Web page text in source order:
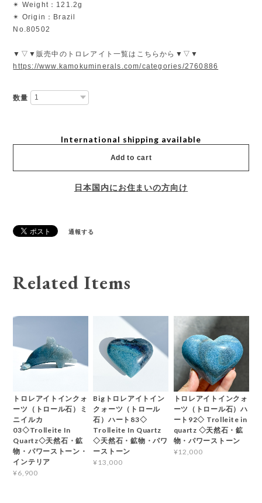
✴︎ Weight：121.2g
✴︎ Origin：Brazil
No.80502
▼▽▼販売中のトロレアイト一覧はこちらから▼▽▼
https://www.kamokuminerals.com/categories/2760886
数量
International shipping available
Add to cart
日本国内にお住まいの方向け
通報する
Related Items
トロレアイトインクォ
ーツ（トロール石）ミ
ニイルカ
03◇Trolleite In
Quartz◇天然石・鉱
物・パワーストーン・
インテリア
¥6,900
Bigトロレアイトイン
クォーツ（トロール
石）ハート83◇
Trolleite In Quartz
◇天然石・鉱物・パワ
ーストーン
¥13,000
トロレアイトインクォ
ーツ（トロール石）ハ
ート92◇ Trolleite in
quartz ◇天然石・鉱
物・パワーストーン
¥12,000